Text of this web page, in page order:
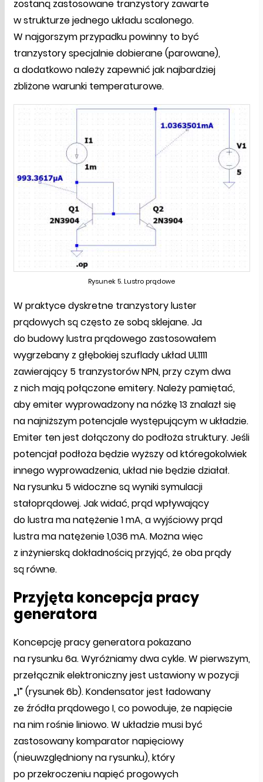
zostaną zastosowane tranzystory zawarte
w strukturze jednego układu scalonego.
W najgorszym przypadku powinny to być
tranzystory specjalnie dobierane (parowane),
a dodatkowo należy zapewnić jak najbardziej
zbliżone warunki temperaturowe.
Rysunek 5. Lustro prądowe
W praktyce dyskretne tranzystory luster
prądowych są często ze sobą sklejane. Ja
do budowy lustra prądowego zastosowałem
wygrzebany z głębokiej szuflady układ UL1111
zawierający 5 tranzystorów NPN, przy czym dwa
z nich mają połączone emitery. Należy pamiętać,
aby emiter wyprowadzony na nóżkę 13 znalazł się
na najniższym potencjale występującym w układzie.
Emiter ten jest dołączony do podłoża struktury. Jeśli
potencjał podłoża będzie wyższy od któregokolwiek
innego wyprowadzenia, układ nie będzie działał.
Na rysunku 5 widoczne są wyniki symulacji
stałoprądowej. Jak widać, prąd wpływający
do lustra ma natężenie 1 mA, a wyjściowy prąd
lustra ma natężenie 1,036 mA. Można więc
z inżynierską dokładnością przyjąć, że oba prądy
są równe.
Przyjęta koncepcja pracy
generatora
Koncepcję pracy generatora pokazano
na rysunku 6a. Wyróżniamy dwa cykle. W pierwszym,
przełącznik elektroniczny jest ustawiony w pozycji
„1” (rysunek 6b). Kondensator jest ładowany
ze źródła prądowego I, co powoduje, że napięcie
na nim rośnie liniowo. W układzie musi być
zastosowany komparator napięciowy
(nieuwzględniony na rysunku), który
po przekroczeniu napięć progowych